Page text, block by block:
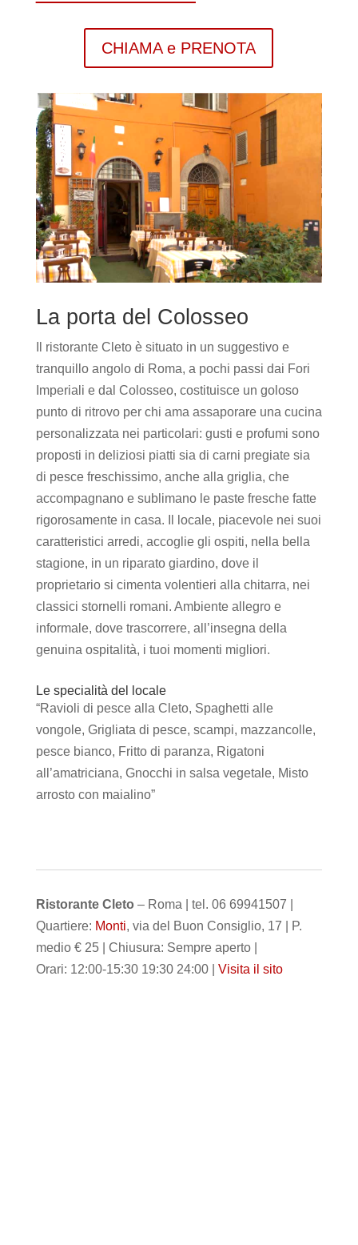
CHIAMA e PRENOTA
La porta del Colosseo
Il ristorante Cleto è situato in un suggestivo e
tranquillo angolo di Roma, a pochi passi dai Fori
Imperiali e dal Colosseo, costituisce un goloso
punto di ritrovo per chi ama assaporare una cucina
personalizzata nei particolari: gusti e profumi sono
proposti in deliziosi piatti sia di carni pregiate sia
di pesce freschissimo, anche alla griglia, che
accompagnano e sublimano le paste fresche fatte
rigorosamente in casa. Il locale, piacevole nei suoi
caratteristici arredi, accoglie gli ospiti, nella bella
stagione, in un riparato giardino, dove il
proprietario si cimenta volentieri alla chitarra, nei
classici stornelli romani. Ambiente allegro e
informale, dove trascorrere, all’insegna della
genuina ospitalità, i tuoi momenti migliori.
Le specialità del locale
“Ravioli di pesce alla Cleto, Spaghetti alle
vongole, Grigliata di pesce, scampi, mazzancolle,
pesce bianco, Fritto di paranza, Rigatoni
all’amatriciana, Gnocchi in salsa vegetale, Misto
arrosto con maialino”
Ristorante Cleto – Roma | tel. 06 69941507 |
Quartiere: Monti, via del Buon Consiglio, 17 | P.
medio € 25 | Chiusura: Sempre aperto |
Orari: 12:00-15:30 19:30 24:00 | Visita il sito